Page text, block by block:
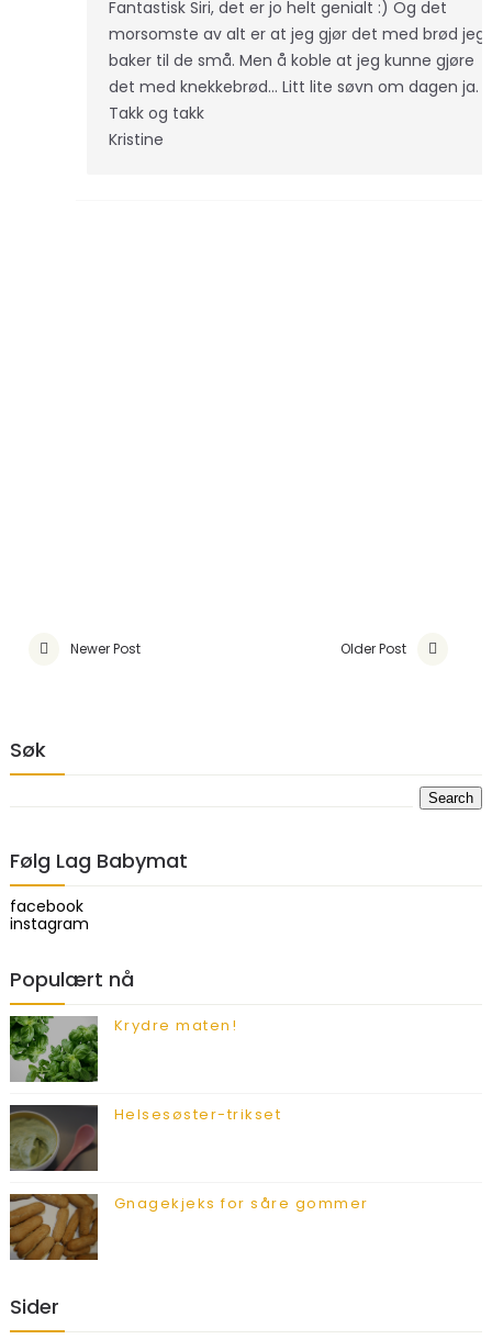
Fantastisk Siri, det er jo helt genialt :) Og det
morsomste av alt er at jeg gjør det med brød jeg
baker til de små. Men å koble at jeg kunne gjøre
det med knekkebrød... Litt lite søvn om dagen ja.
Takk og takk
Kristine
Newer Post Older Post
Søk
Følg Lag Babymat
facebook
instagram
Populært nå
Krydre maten!
Helsesøster-trikset
Gnagekjeks for såre gommer
Sider